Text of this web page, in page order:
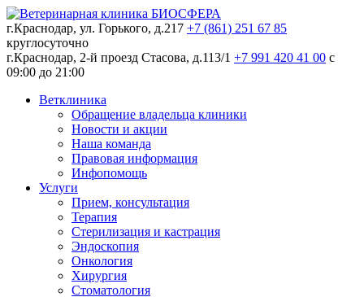
г.Краснодар, ул. Горького, д.217 +7 (861) 251 67 85
круглосуточно
г.Краснодар, 2-й проезд Стасова, д.113/1 +7 991 420 41 00 c
09:00 до 21:00
Ветклиника
Обращение владельца клиники
Новости и акции
Наша команда
Правовая информация
Инфопомощь
Услуги
Прием, консультация
Терапия
Стерилизация и кастрация
Эндоскопия
Онкология
Хирургия
Стоматология